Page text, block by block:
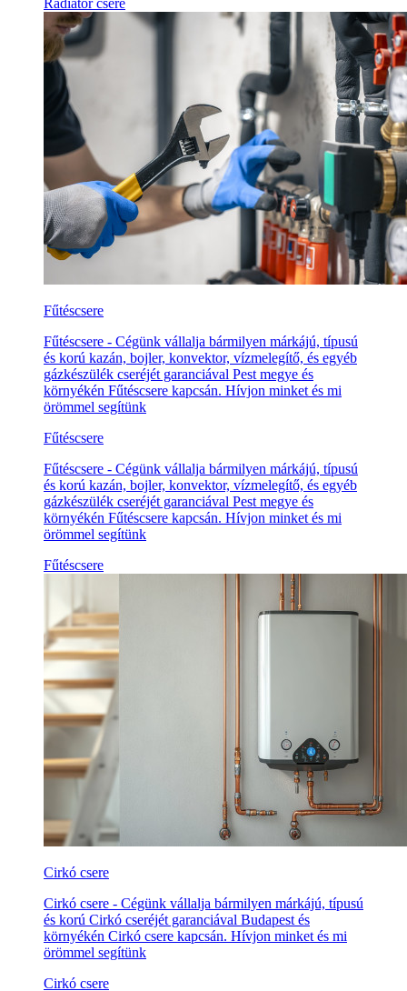
Radiátor csere
Fűtéscsere
Fűtéscsere - Cégünk vállalja bármilyen márkájú, típusú
és korú kazán, bojler, konvektor, vízmelegítő, és egyéb
gázkészülék cseréjét garanciával Pest megye és
környékén Fűtéscsere kapcsán. Hívjon minket és mi
örömmel segítünk
Fűtéscsere
Fűtéscsere - Cégünk vállalja bármilyen márkájú, típusú
és korú kazán, bojler, konvektor, vízmelegítő, és egyéb
gázkészülék cseréjét garanciával Pest megye és
környékén Fűtéscsere kapcsán. Hívjon minket és mi
örömmel segítünk
Fűtéscsere
Cirkó csere
Cirkó csere - Cégünk vállalja bármilyen márkájú, típusú
és korú Cirkó cseréjét garanciával Budapest és
környékén Cirkó csere kapcsán. Hívjon minket és mi
örömmel segítünk
Cirkó csere